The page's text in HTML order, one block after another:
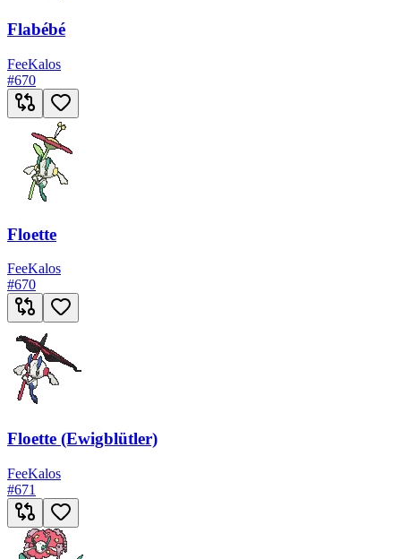
Flabébé
FeeKalos
#670
Floette
FeeKalos
#670
Floette (Ewigblütler)
FeeKalos
#671